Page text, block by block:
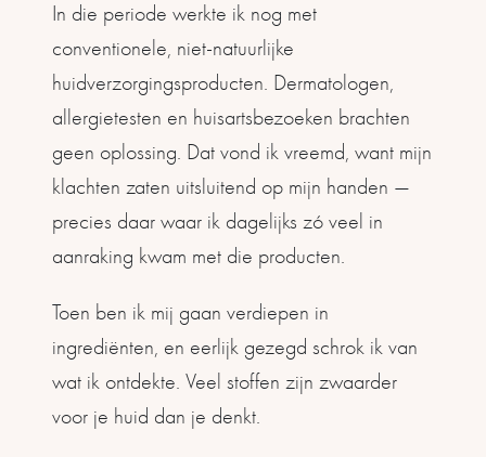
In die periode werkte ik nog met
conventionele, niet-natuurlijke
huidverzorgingsproducten. Dermatologen,
allergietesten en huisartsbezoeken brachten
geen oplossing. Dat vond ik vreemd, want mijn
klachten zaten uitsluitend op mijn handen —
precies daar waar ik dagelijks zó veel in
aanraking kwam met die producten.
Toen ben ik mij gaan verdiepen in
ingrediënten, en eerlijk gezegd schrok ik van
wat ik ontdekte. Veel stoffen zijn zwaarder
voor je huid dan je denkt.